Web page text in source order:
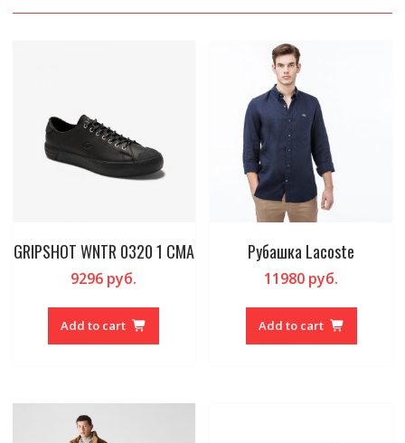
GRIPSHOT WNTR 0320 1 CMA
9296 руб.
Add to cart
Рубашка Lacoste
11980 руб.
Add to cart